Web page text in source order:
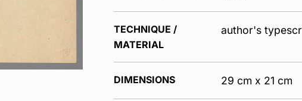
TECHNIQUE /
MATERIAL
author's
DIMENSIONS 29 cm x 21 cm